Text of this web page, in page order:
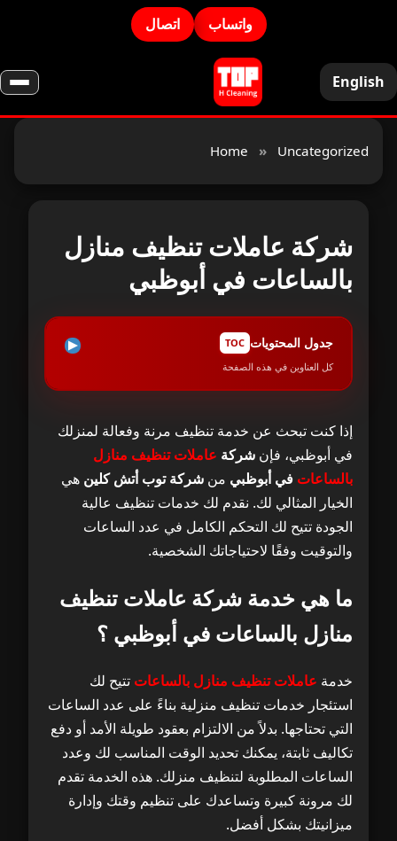
واتساب اتصال
English
Home » Uncategorized
شركة عاملات تنظيف منازل
بالساعات في أبوظبي
جدول المحتويات TOC
كل العناوين في هذه الصفحة
بالساعات في أبوظبي ؟
لماذا تختار شركة عاملات تنظيف منازل
بالساعات في أبوظبي توب أتش كلين؟
الخدمات التي تقدمها شركة عاملات تنظيف
منازل بالساعات في أبوظبي
4 مناطق تقديم خدماتنا في أبوظبي
6 تواصل معنا
إذا كنت تبحث عن خدمة تنظيف مرنة وفعالة لمنزلك
في أبوظبي، فإن شركة عاملات تنظيف منازل
بالساعات في أبوظبي من شركة توب أتش كلين هي
الخيار المثالي لك. نقدم لك خدمات تنظيف عالية
الجودة تتيح لك التحكم الكامل في عدد الساعات
والتوقيت وفقًا لاحتياجاتك الشخصية.
ما هي خدمة شركة عاملات تنظيف
منازل بالساعات في أبوظبي ؟
خدمة عاملات تنظيف منازل بالساعات تتيح لك
استئجار خدمات تنظيف منزلية بناءً على عدد الساعات
التي تحتاجها. بدلاً من الالتزام بعقود طويلة الأمد أو دفع
تكاليف ثابتة، يمكنك تحديد الوقت المناسب لك وعدد
الساعات المطلوبة لتنظيف منزلك. هذه الخدمة تقدم
لك مرونة كبيرة وتساعدك على تنظيم وقتك وإدارة
ميزانيتك بشكل أفضل.